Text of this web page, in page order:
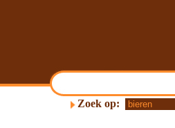
Zoek op: